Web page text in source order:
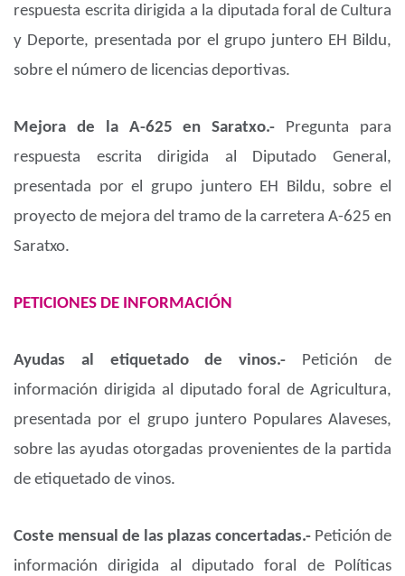
respuesta escrita dirigida a la diputada foral de Cultura
y Deporte, presentada por el grupo juntero EH Bildu,
sobre el número de licencias deportivas.
Mejora de la A-625 en Saratxo.- Pregunta para
respuesta escrita dirigida al Diputado General,
presentada por el grupo juntero EH Bildu, sobre el
proyecto de mejora del tramo de la carretera A-625 en
Saratxo.
PETICIONES DE INFORMACIÓN
Ayudas al etiquetado de vinos.- Petición de
información dirigida al diputado foral de Agricultura,
presentada por el grupo juntero Populares Alaveses,
sobre las ayudas otorgadas provenientes de la partida
de etiquetado de vinos.
Coste mensual de las plazas concertadas.- Petición de
información dirigida al diputado foral de Políticas